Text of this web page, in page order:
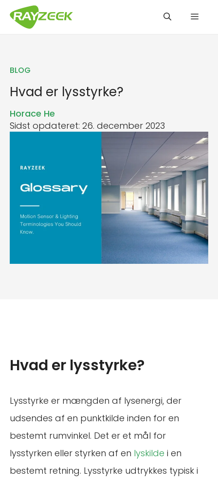
BLOG
Hvad er lysstyrke?
Horace He
Sidst opdateret: 26. december 2023
Hvad er lysstyrke?
Lysstyrke er mængden af lysenergi, der
udsendes af en punktkilde inden for en
bestemt rumvinkel. Det er et mål for
lysstyrken eller styrken af en lyskilde i en
bestemt retning. Lysstyrke udtrykkes typisk i